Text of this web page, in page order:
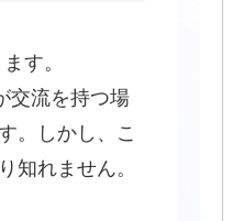
す。
交流を持つ場
。しかし、こ
知れません。